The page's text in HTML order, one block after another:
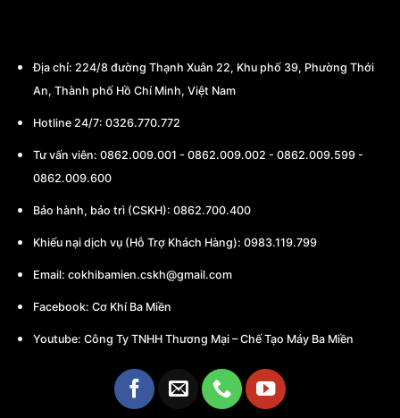
Địa chỉ: 224/8 đường Thạnh Xuân 22, Khu phố 39, Phường Thới
An, Thành phố Hồ Chí Minh, Việt Nam
Hotline 24/7: 0326.770.772
Tư vấn viên: 0862.009.001 - 0862.009.002 - 0862.009.599 -
0862.009.600
Bảo hành, bảo trì (CSKH): 0862.700.400
Khiếu nại dịch vụ (Hỗ Trợ Khách Hàng): 0983.119.799
Email: cokhibamien.cskh@gmail.com
Facebook: Cơ Khí Ba Miền
Youtube: Công Ty TNHH Thương Mại – Chế Tạo Máy Ba Miền